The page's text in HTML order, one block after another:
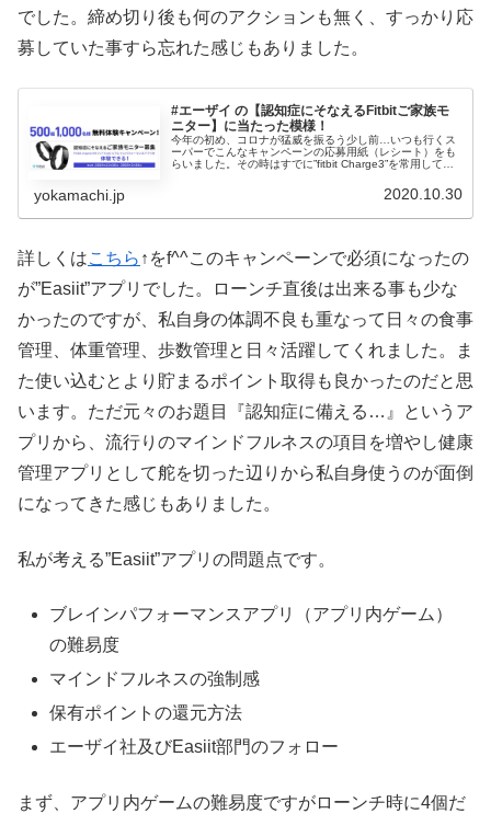
でした。締め切り後も何のアクションも無く、すっかり応
募していた事すら忘れた感じもありました。
#エーザイ の【認知症にそなえるFitbitご家族モ
ニター】に当たった模様！
今年の初め、コロナが猛威を振るう少し前…いつも行くス
ーパーでこんなキャンペーンの応募用紙（レシート）をも
らいました。その時はすでに”fitbit Charge3”を常用してい
yokamachi.jp 2020.10.30
詳しくはこちら ↑をf^^このキャンペーンで必須になったの
が”Easiit”アプリでした。ローンチ直後は出来る事も少な
かったのですが、私自身の体調不良も重なって日々の食事
管理、体重管理、歩数管理と日々活躍してくれました。ま
た使い込むとより貯まるポイント取得も良かったのだと思
います。ただ元々のお題目『認知症に備える…』というア
プリから、流行りのマインドフルネスの項目を増やし健康
管理アプリとして舵を切った辺りから私自身使うのが面倒
になってきた感じもありました。
私が考える”Easiit”アプリの問題点です。
ブレインパフォーマンスアプリ（アプリ内ゲーム）
の難易度
マインドフルネスの強制感
保有ポイントの還元方法
エーザイ社及びEasiit部門のフォロー
まず、アプリ内ゲームの難易度ですがローンチ時に4個だ